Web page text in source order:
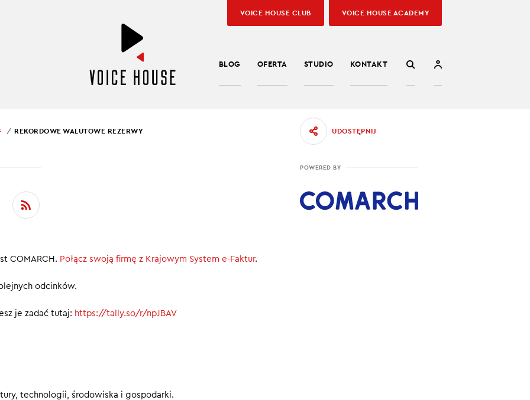
BLOG OFERTA STUDIO KONTAKT
VOICE HOUSE CLUB VOICE HOUSE ACADEMY
WALUTOWE
podatki
REKORDOWE WALUTOWE REZERWY UDOSTĘPNIJ
POWERED BY
COMARCH. Połącz swoją firmę z Krajowym System e-Faktur.
odcinków.
je zadać tutaj: https://tally.so/r/npJBAV
technologii, środowiska i gospodarki.